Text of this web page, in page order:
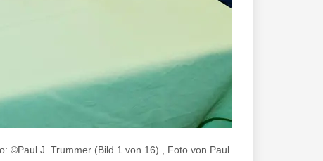
J. Trummer (Bild 1 von 16) , Foto von Paul J. Trummer